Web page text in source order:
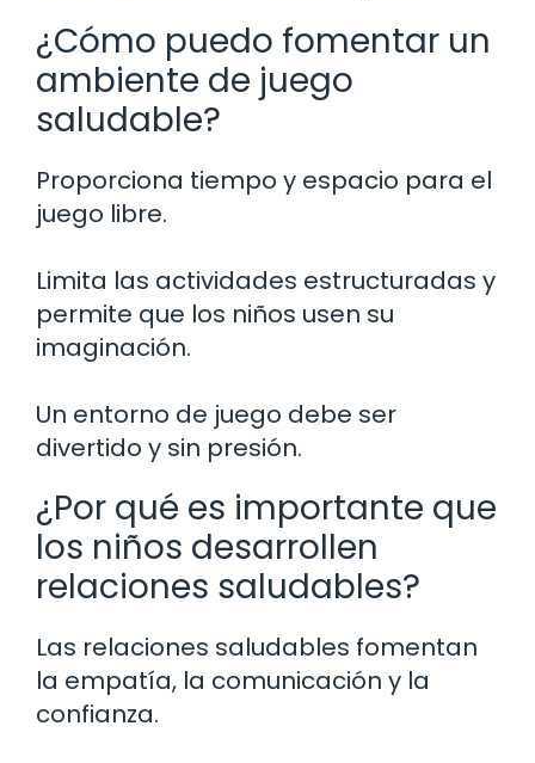
¿Cómo puedo fomentar un
ambiente de juego
saludable?
Proporciona tiempo y espacio para el
juego libre.
Limita las actividades estructuradas y
permite que los niños usen su
imaginación.
Un entorno de juego debe ser
divertido y sin presión.
¿Por qué es importante que
los niños desarrollen
relaciones saludables?
Las relaciones saludables fomentan
la empatía, la comunicación y la
confianza.